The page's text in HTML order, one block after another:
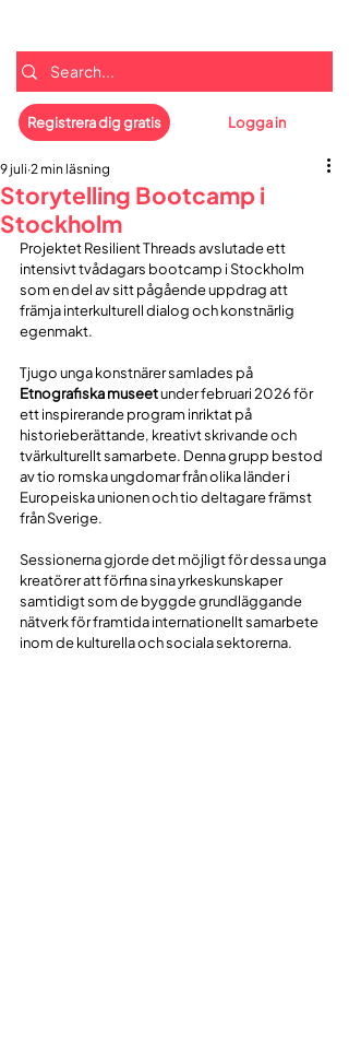
Logga in
Registrera dig gratis
Storytelling Bootcamp i
Stockholm
9 juli 2 min läsning
Projektet Resilient Threads avslutade ett
intensivt tvådagars bootcamp i Stockholm
som en del av sitt pågående uppdrag att
främja interkulturell dialog och konstnärlig
egenmakt.
Tjugo unga konstnärer samlades på
Etnografiska museet under februari 2026 för
ett inspirerande program inriktat på
historieberättande, kreativt skrivande och
tvärkulturellt samarbete. Denna grupp bestod
av tio romska ungdomar från olika länder i
Europeiska unionen och tio deltagare främst
från Sverige.
Sessionerna gjorde det möjligt för dessa unga
kreatörer att förfina sina yrkeskunskaper
samtidigt som de byggde grundläggande
nätverk för framtida internationellt samarbete
inom de kulturella och sociala sektorerna.